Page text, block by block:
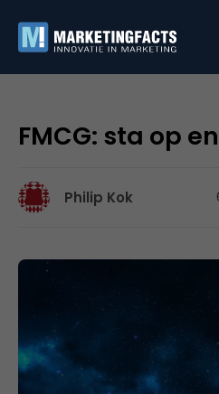
FMCG: sta op
Philip Kok